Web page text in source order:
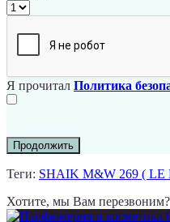
Я прочитал Политика
Продолжить
Теги: SHAIK M&W 269 ( LE
Хотите, мы Вам перезвоним?